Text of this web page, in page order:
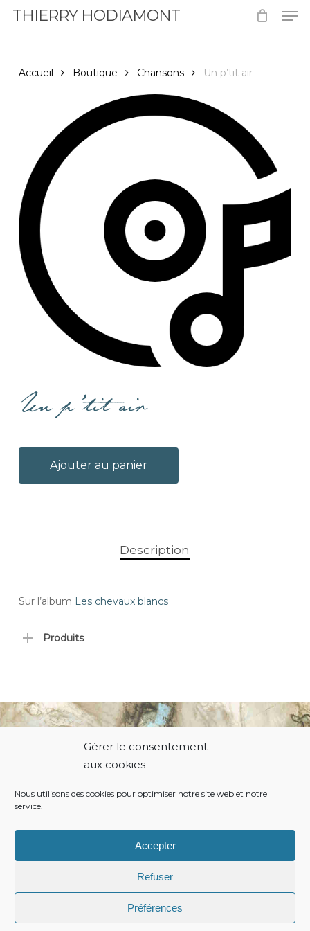
Gérer le consentement
aux cookies
Nous utilisons des cookies pour optimiser notre site web et notre
service.
Accepter
Refuser
Préférences
SkipTHIERRY HODIAMONT
Accueil Boutique Chansons Un p’tit air
Un p’tit air
Ajouter au panier
Description
Sur l’album Les chevaux blancs
Produits
© 2021 Thierry Hodiamont.